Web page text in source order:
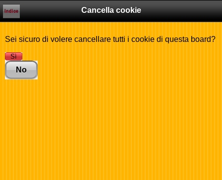
Cancella cookie
Indice
Sei sicuro di volere cancellare tutti i cookie di questa board?